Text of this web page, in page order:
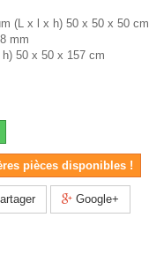
(L x l x h) 50 x 50 x 50 cm
mm
50 x 50 x 157 cm
pièces disponibles !
Google+